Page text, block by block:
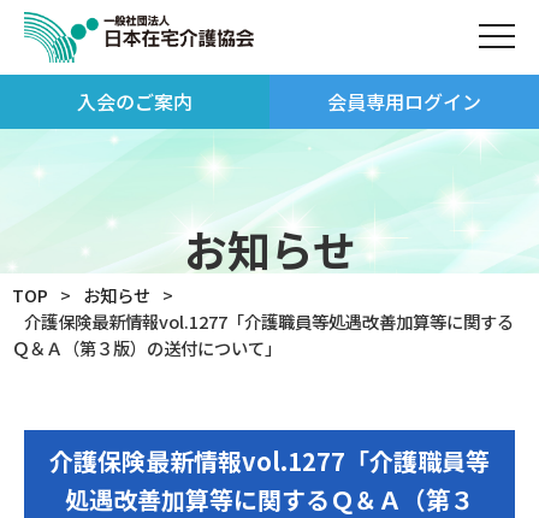
入会のご案内 会員専用ログイン
お知らせ
TOP
お知らせ
介護保険最新情報vol.1277「介護職員等処遇改善加算等に関する
Ｑ＆Ａ（第３版）の送付について」
介護保険最新情報vol.1277「介護職員等
処遇改善加算等に関するＱ＆Ａ（第３